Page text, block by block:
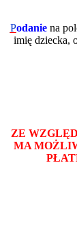
Podaniena
imię dziecka,
ZE
MA